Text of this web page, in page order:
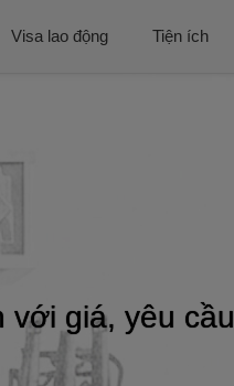
Visa lao động Tiện ích
với giá, yêu